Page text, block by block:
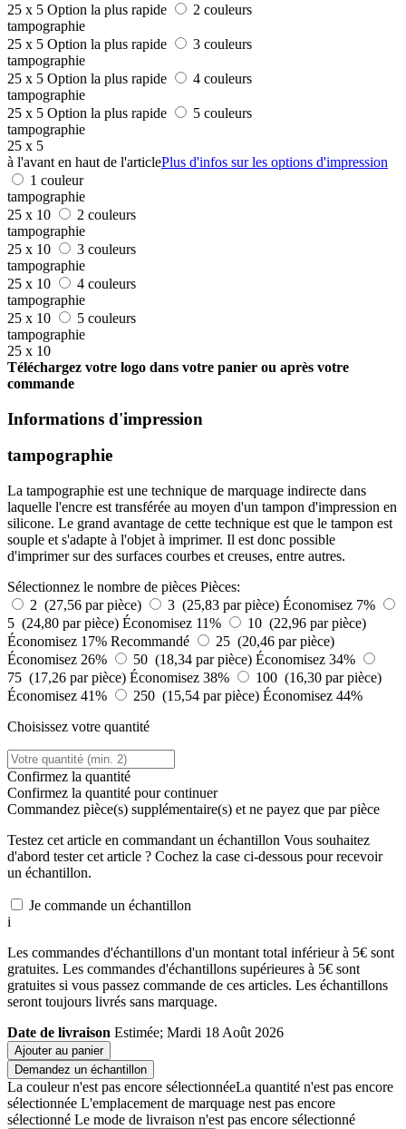
25 x 5 Option la plus rapide
2 couleurs
tampographie
25 x 5 Option la plus rapide
3 couleurs
tampographie
25 x 5 Option la plus rapide
4 couleurs
tampographie
25 x 5 Option la plus rapide
5 couleurs
tampographie
25 x 5
à l'avant en haut de l'articlePlus d'infos sur les options d'impression
1 couleur
tampographie
25 x 10
2 couleurs
tampographie
25 x 10
3 couleurs
tampographie
25 x 10
4 couleurs
tampographie
25 x 10
5 couleurs
tampographie
25 x 10
Téléchargez votre logo dans votre panier ou après votre
commande
Informations d'impression
tampographie
La tampographie est une technique de marquage indirecte dans
laquelle l'encre est transférée au moyen d'un tampon d'impression en
silicone. Le grand avantage de cette technique est que le tampon est
souple et s'adapte à l'objet à imprimer. Il est donc possible
d'imprimer sur des surfaces courbes et creuses, entre autres.
Sélectionnez le nombre de pièces Pièces:
2 (27,56 par pièce)
3 (25,83 par pièce) Économisez 7%
5 (24,80 par pièce) Économisez 11%
10 (22,96 par pièce)
Économisez 17% Recommandé
25 (20,46 par pièce)
Économisez 26%
50 (18,34 par pièce) Économisez 34%
75 (17,26 par pièce) Économisez 38%
100 (16,30 par pièce)
Économisez 41%
250 (15,54 par pièce) Économisez 44%
Choisissez votre quantité
Confirmez la quantité
Confirmez la quantité pour continuer
Commandez pièce(s) supplémentaire(s) et ne payez que par pièce
Testez cet article en commandant un échantillon Vous souhaitez
d'abord tester cet article ? Cochez la case ci-dessous pour recevoir
un échantillon.
Je commande un échantillon
i
Les commandes d'échantillons d'un montant total inférieur à 5€ sont
gratuites. Les commandes d'échantillons supérieures à 5€ sont
gratuites si vous passez commande de ces articles. Les échantillons
seront toujours livrés sans marquage.
Date de livraison Estimée; Mardi 18 Août 2026
Ajouter au panier
Demandez un échantillon
La couleur n'est pas encore sélectionnéeLa quantité n'est pas encore
sélectionnée L'emplacement de marquage nest pas encore
sélectionné Le mode de livraison n'est pas encore sélectionné